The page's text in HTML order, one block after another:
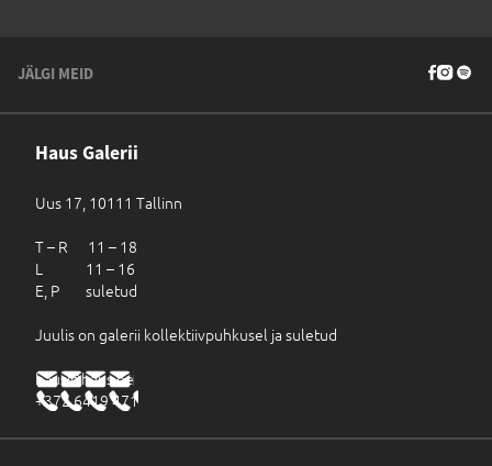
JÄLGI MEID
Haus Galerii
Uus 17, 10111 Tallinn
T – R 11 – 18
L 11 – 16
E, P suletud
Juulis on galerii kollektiivpuhkusel ja suletud
haus@haus.ee
+372 6419 471